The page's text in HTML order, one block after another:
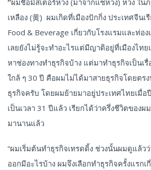
เหลือง (黄) ผมเกิดที่เมืองปักกิ่ง ประเทศจีน
Food & Beverage เกี่ยวกับโรงแรมและท่อ
เลยยังไม่รู้จะทำอะไรแต่มีญาติอยู่ที่เมืองไทย
หาช่องทางทำธุรกิจบ้าง แต่มาทำธุรกิจเป็นเรื่
ใกล้ ๆ 30 ปี คือผมไม่ได้มาสายธุรกิจโดยตร
ธุรกิจครับ โดยผมย้ายมาอยู่ประเทศไทยเมื่
เป็นเวลา 31 ปีแล้ว เรียกได้ว่าครึ่งชีวิตของ
มานานแล้ว
“ผมเริ่มต้นทำธุรกิจเทรดดิ้ง ช่วงนั้นผมดูแล้ว
ออกมีอะไรบ้าง ผมจึงเลือกทำธุรกิจครั้งแรกเ